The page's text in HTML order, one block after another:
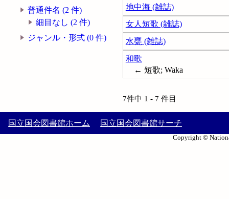
普通件名 (2 件)
細目なし (2 件)
ジャンル・形式 (0 件)
地中海 (雑誌)
女人短歌 (雑誌)
水甕 (雑誌)
和歌
← 短歌; Waka
7件中 1 - 7 件目
国立国会図書館ホーム 国立国会図書館サーチ
Copyright ©